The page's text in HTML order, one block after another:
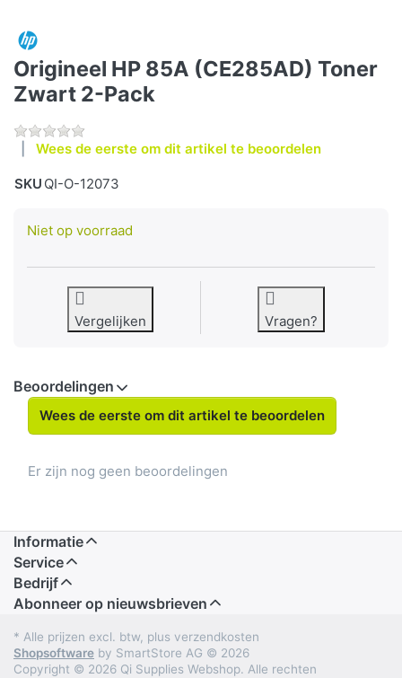
Origineel HP 85A (CE285AD) Toner
Zwart 2-Pack
Wees de eerste om dit artikel te beoordelen
SKU QI-O-12073
Niet op voorraad
Vergelijken Vragen?
Beoordelingen
Wees de eerste om dit artikel te beoordelen
Er zijn nog geen beoordelingen
Informatie
Service
Bedrijf
Abonneer op nieuwsbrieven
* Alle prijzen excl. btw, plus verzendkosten
Shopsoftware by SmartStore AG © 2026
Copyright © 2026 Qi Supplies Webshop. Alle rechten